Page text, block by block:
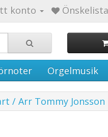
konto
Orgelmusik
/ Arr Tommy Jonsson